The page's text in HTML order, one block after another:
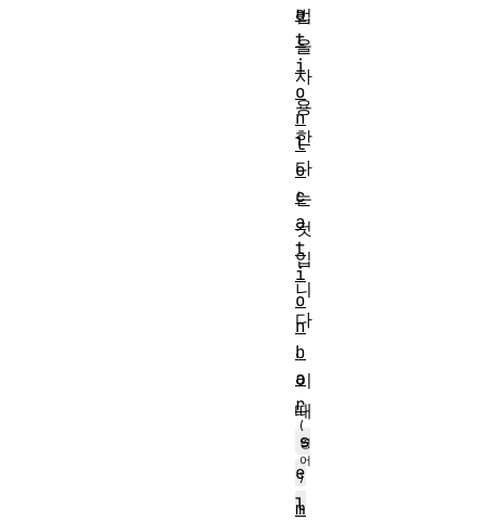
법
을
사
용
한
다
는
것
입
니
다
.
이
때
s
e
l
a
t
i
o
n
l
o
c
a
t
i
o
n
b
a
r
m